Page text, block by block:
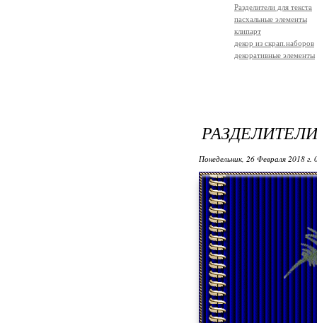
Разделители для текста
пасхальные элементы
клипарт
декор из скрап.наборов
декоративные элементы
Понедельник, 26 Февраля 2018